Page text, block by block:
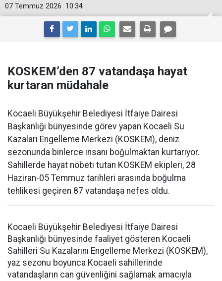
10:34
07 Temmuz 2026
KOSKEM’den 87 vatandaşa hayat
kurtaran müdahale
Kocaeli Büyükşehir Belediyesi İtfaiye Dairesi
Başkanlığı bünyesinde görev yapan Kocaeli Su
Kazaları Engelleme Merkezi (KOSKEM), deniz
sezonunda binlerce insanı boğulmaktan kurtarıyor.
Sahillerde hayat nöbeti tutan KOSKEM ekipleri, 28
Haziran-05 Temmuz tarihleri arasında boğulma
tehlikesi geçiren 87 vatandaşa nefes oldu.
Kocaeli Büyükşehir Belediyesi İtfaiye Dairesi
Başkanlığı bünyesinde faaliyet gösteren Kocaeli
Sahilleri Su Kazalarını Engelleme Merkezi (KOSKEM),
yaz sezonu boyunca Kocaeli sahillerinde
vatandaşların can güvenliğini sağlamak amacıyla